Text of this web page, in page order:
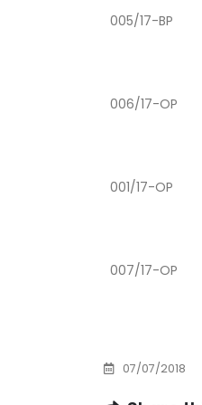
005/17-BP
006/17-OP
001/17-OP
007/17-OP
07/07/2018
Prof. dr Esed